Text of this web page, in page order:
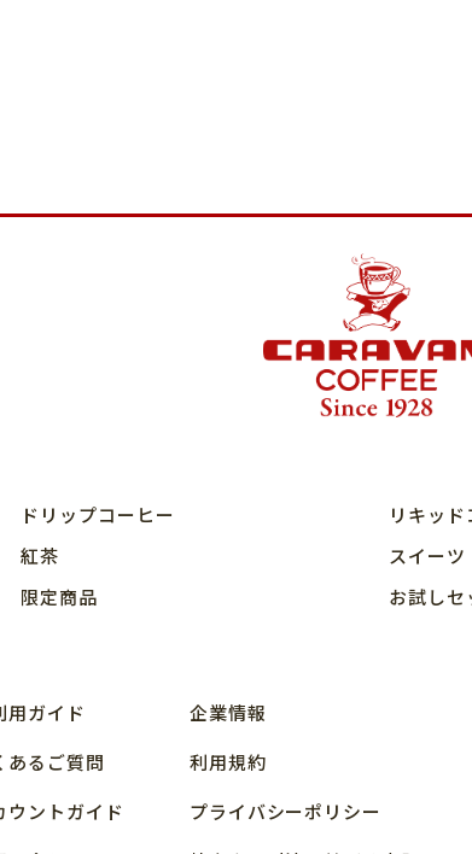
ドリップコーヒー リキッド
紅茶 スイーツ
限定商品 お試しセ
用ガイド
あるご質問
ウントガイド
企業情報
利用規約
プライバシーポリシー